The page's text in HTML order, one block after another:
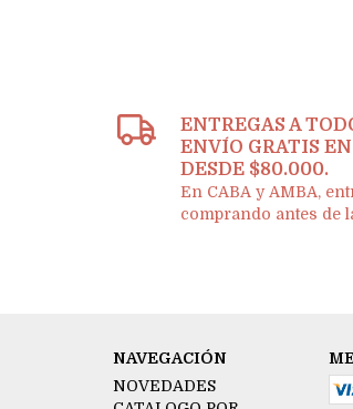
ENTREGAS A
ENVÍO GRATIS
DESDE $80.000.
En CABA y AMBA,
comprando antes de
NAVEGACIÓN
NOVEDADES